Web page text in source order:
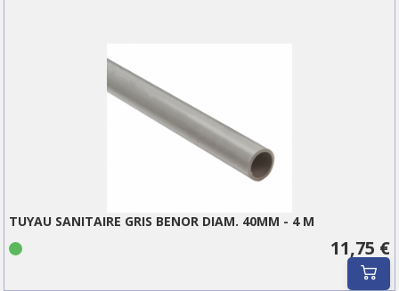
TUYAU SANITAIRE GRIS BENOR DIAM. 40MM - 4 M
11,75 €